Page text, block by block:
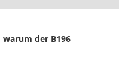
warum der B196